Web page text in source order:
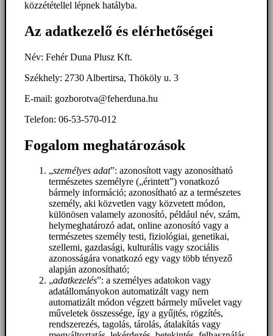
közzététellel lépnek hatályba.
Az adatkezelő és elérhetőségei
Név: Fehér Duna Plusz Kft.
Székhely: 2730 Albertirsa, Thököly u. 3
E-mail: gozborotva@feherduna.hu
Telefon: 06-53-570-012
Fogalom meghatározások
„személyes adat”: azonosított vagy azonosítható
természetes személyre („érintett”) vonatkozó
bármely információ; azonosítható az a természetes
személy, aki közvetlen vagy közvetett módon,
különösen valamely azonosító, például név, szám,
helymeghatározó adat, online azonosító vagy a
természetes személy testi, fiziológiai, genetikai,
szellemi, gazdasági, kulturális vagy szociális
azonosságára vonatkozó egy vagy több tényező
alapján azonosítható;
„adatkezelés”: a személyes adatokon vagy
adatállományokon automatizált vagy nem
automatizált módon végzett bármely művelet vagy
műveletek összessége, így a gyűjtés, rögzítés,
rendszerezés, tagolás, tárolás, átalakítás vagy